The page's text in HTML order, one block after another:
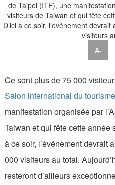
de Taipei (ITF), une
visiteurs de Taiwan et qui fête
D’ici à ce soir, l’événement
visiteurs
A-
Ce sont plus de 75 000
Salon international du
manifestation organisée par
Taiwan et qui fête cette année
à ce soir, l’événement devrait
000 visiteurs au total.
resteront d’ailleurs